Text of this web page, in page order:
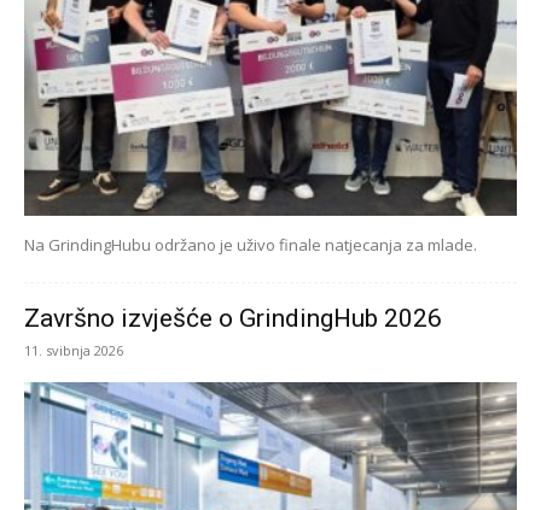
Na GrindingHubu održano je uživo finale natjecanja za mlade.
Završno izvješće o GrindingHub 2026
11. svibnja 2026